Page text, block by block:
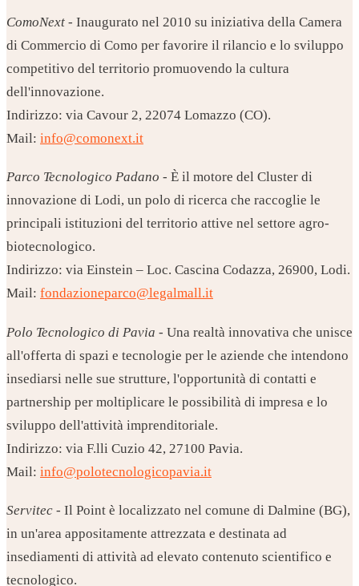
ComoNext - Inaugurato nel 2010 su iniziativa della Camera
di Commercio di Como per favorire il rilancio e lo sviluppo
competitivo del territorio promuovendo la cultura
dell'innovazione.
Indirizzo: via Cavour 2, 22074 Lomazzo (CO).
Mail: info@comonext.it
Parco Tecnologico Padano - È il motore del Cluster di
innovazione di Lodi, un polo di ricerca che raccoglie le
principali istituzioni del territorio attive nel settore agro-
biotecnologico.
Indirizzo: via Einstein – Loc. Cascina Codazza, 26900, Lodi.
Mail: fondazioneparco@legalmall.it
Polo Tecnologico di Pavia - Una realtà innovativa che unisce
all'offerta di spazi e tecnologie per le aziende che intendono
insediarsi nelle sue strutture, l'opportunità di contatti e
partnership per moltiplicare le possibilità di impresa e lo
sviluppo dell'attività imprenditoriale.
Indirizzo: via F.lli Cuzio 42, 27100 Pavia.
Mail: info@polotecnologicopavia.it
Servitec - Il Point è localizzato nel comune di Dalmine (BG),
in un'area appositamente attrezzata e destinata ad
insediamenti di attività ad elevato contenuto scientifico e
tecnologico.